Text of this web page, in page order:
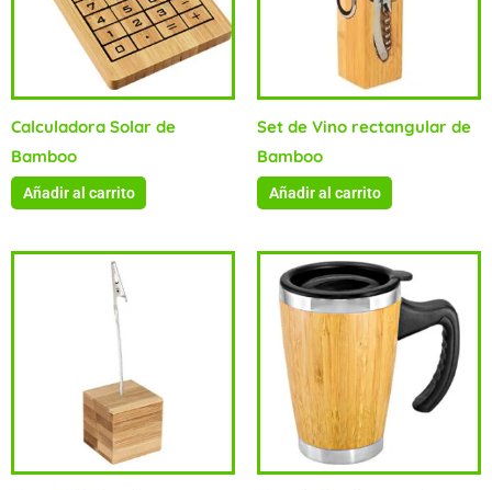
Calculadora Solar de
Bamboo
Añadir al carrito
Set de Vino rectangular de
Bamboo
Añadir al carrito